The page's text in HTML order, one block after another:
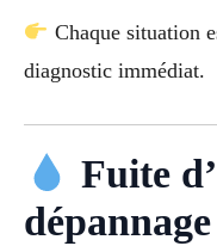
Chaque situation
diagnostic immédiat.
Fuite